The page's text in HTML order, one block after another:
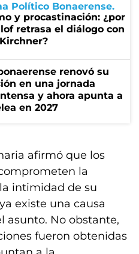
Político Bonaerense
y procastinación: ¿por
retrasa el diálogo con
renovó su
en una jornada
y ahora apunta a
en 2027
afirmó que los
la
intimidad de su
existe una causa
asunto. No obstante,
fueron obtenidas